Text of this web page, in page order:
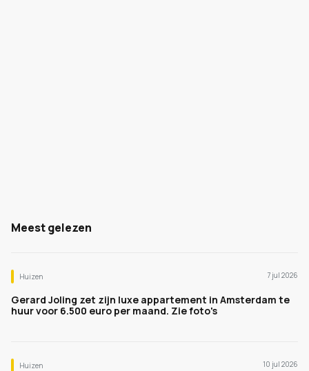
Meest gelezen
Huizen 7 jul 2026
Gerard Joling zet zijn luxe appartement in Amsterdam te
huur voor 6.500 euro per maand. Zie foto's
Huizen 10 jul 2026